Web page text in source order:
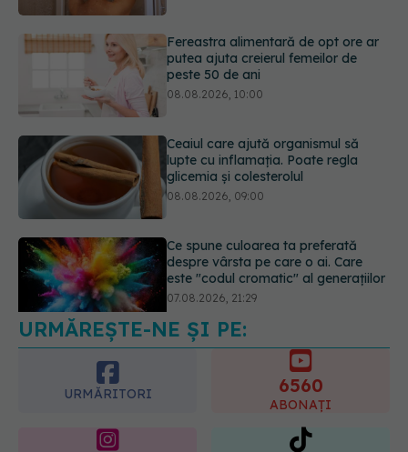
Ceaiul care ajută organismul să
lupte cu inflamația. Poate regla
glicemia și colesterolul
Ce spune culoarea ta preferată
despre vârsta pe care o ai. Care
este "codul cromatic" al generațiilor
Analiza de sânge AST (SGOT): ce
înseamnă rezultatele și când sunt un
semnal de alarmă
URMĂREȘTE-NE ȘI PE:
URMĂRITORI
365
URMĂRITORI
1401
URMĂRITORI
ARTICOLE SIMILARE